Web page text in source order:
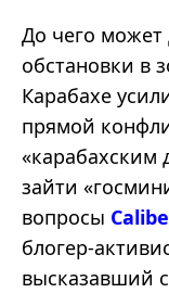
До чего может
обстановки в
Карабахе
прямой
«карабахским
зайти
вопросы
блогер-
высказавший